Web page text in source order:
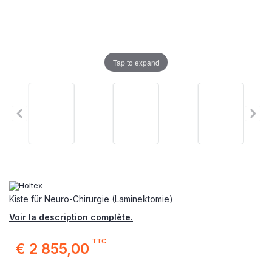
Kiste für Neuro-Chirurgie (Laminektomie)
Voir la description complète.
€ 2 855,00 TTC
Tap to expand